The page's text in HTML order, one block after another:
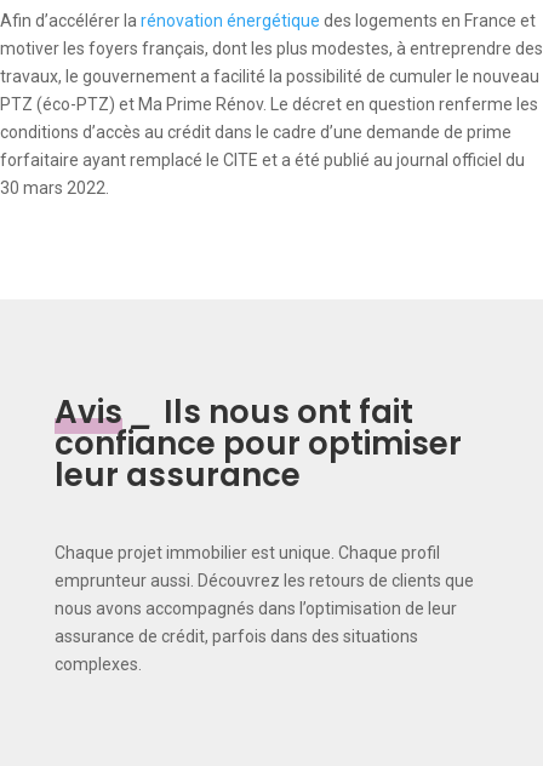
Afin d’accélérer larénovation énergétique des logements en France et
motiver les foyers français, dont les plus modestes, à entreprendre des
travaux, le gouvernement a facilité la possibilité de cumuler le nouveau
PTZ (éco-PTZ) et Ma Prime Rénov. Le décret en question renferme les
conditions d’accès au crédit dans le cadre d’une demande de prime
forfaitaire ayant remplacé le CITE et a été publié au journal officiel du
30 mars 2022.
Avis _ Ils nous ont fait
confiance pour optimiser
leur assurance
Chaque projet immobilier est unique. Chaque profil
emprunteur aussi. Découvrez les retours de clients que
nous avons accompagnés dans l’optimisation de leur
assurance de crédit, parfois dans des situations
complexes.